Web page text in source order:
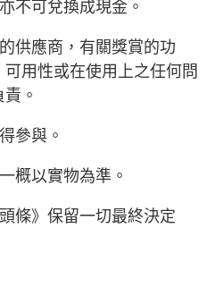
不可兌換成現金。
供應商，有關獎賞的功
用性或在使用上之任何問
。
參與。
概以實物為準。
條》保留一切最終決定